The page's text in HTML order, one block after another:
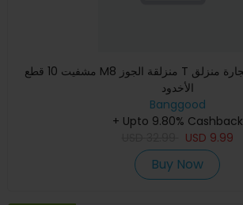
مشفيت 10 قطع M8 منزلقة الجوز T فتحة الجوز لأداة النجارة منزلق
الأخدود
Banggood
+ Upto 9.80% Cashback
USD 9.99
Buy Now